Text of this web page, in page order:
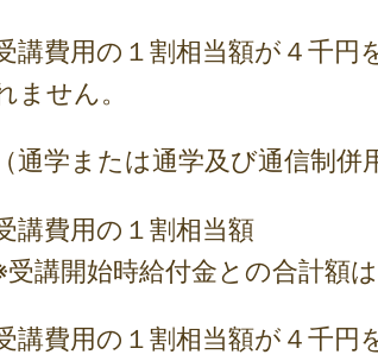
講費用の１割相当額が４千円
ません。
（通学または通学及び通信制併
講費用の１割相当額
受講開始時給付金との合計額
講費用の１割相当額が４千円